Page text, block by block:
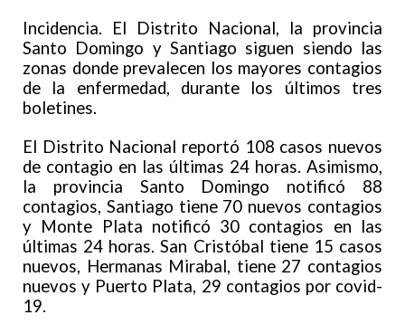
Incidencia. El Distrito Nacional, la provincia
Santo Domingo y Santiago siguen siendo las
zonas donde prevalecen los mayores contagios
de la enfermedad, durante los últimos tres
boletines.
El Distrito Nacional reportó 108 casos nuevos
de contagio en las últimas 24 horas. Asimismo,
la provincia Santo Domingo notificó 88
contagios, Santiago tiene 70 nuevos contagios
y Monte Plata notificó 30 contagios en las
últimas 24 horas. San Cristóbal tiene 15 casos
nuevos, Hermanas Mirabal, tiene 27 contagios
nuevos y Puerto Plata, 29 contagios por covid-
19.